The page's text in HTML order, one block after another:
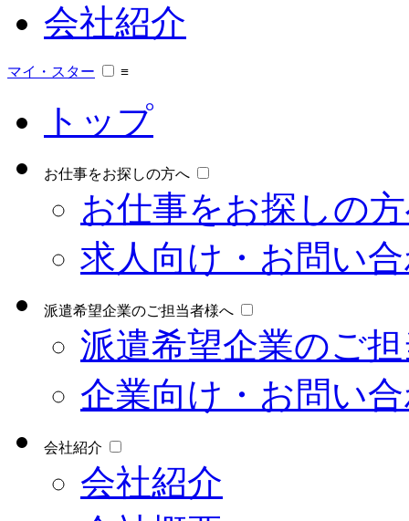
会社紹介
マイ・スター ≡
トップ
お仕事をお探しの方へ
お仕事をお探しの
求人向け・お問い
派遣希望企業のご担当者様へ
派遣希望企業のご
企業向け・お問い
会社紹介
会社紹介